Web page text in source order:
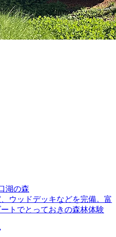
湖の森
ウッドデッキなどを完備。富
トでとっておきの森林体験